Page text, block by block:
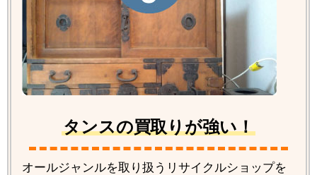
タンスの買取りが強い！
オールジャンルを取り扱うリサイクルショップを